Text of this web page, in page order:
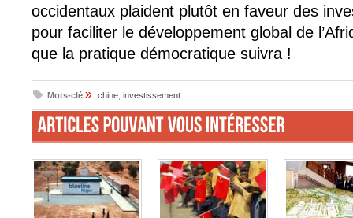
occidentaux plaident plutôt en faveur des
pour faciliter le développement global de
que la pratique démocratique suivra !
Mots-clé » chine investissement